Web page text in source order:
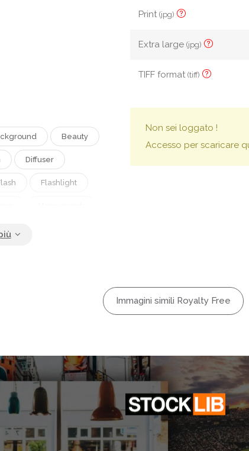
Beauty
Diffuser
Flashlight
Tool
Print(jpg)
Extra large(jpg)
TIFF format(tiff)
Non sei loggato !
Accesso per scaricare
Immagini simili Royalty Free